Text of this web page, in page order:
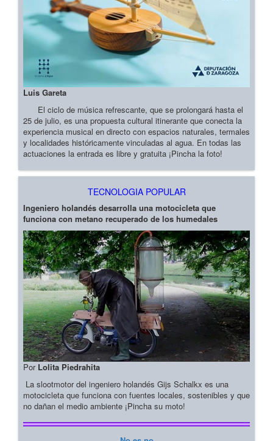
Luis Gareta
El ciclo de música refrescante, que se prolongará hasta el
25 de julio, es una propuesta cultural itinerante que conecta la
experiencia musical en directo con espacios naturales, termales
y localidades históricamente vinculadas al agua. En todas las
actuaciones la entrada es libre y gratuita ¡Pincha la foto!
TECNOLOGIA POPULAR
Ingeniero holandés desarrolla una motocicleta que
funciona con metano recuperado de los humedales
Por Lolita Piedrahita
La slootmotor del ingeniero holandés Gijs Schalkx es una
motocicleta que funciona con fuentes locales, sostenibles y que
no dañan el medio ambiente ¡Pincha su moto!